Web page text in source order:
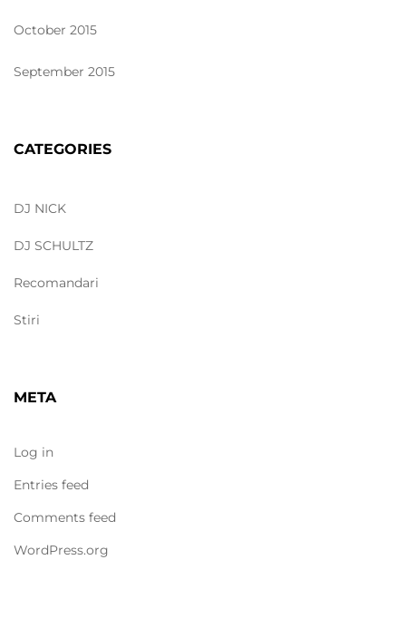
October 2015
September 2015
CATEGORIES
DJ NICK
DJ SCHULTZ
Recomandari
Stiri
META
Log in
Entries feed
Comments feed
WordPress.org